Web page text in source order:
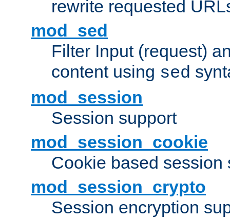
rewrite requested
mod_sed
Filter Input (request)
content using sed
mod_session
Session support
mod_session_cookie
Cookie based session
mod_session_crypto
Session encryption